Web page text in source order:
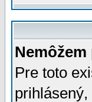
Pre toto